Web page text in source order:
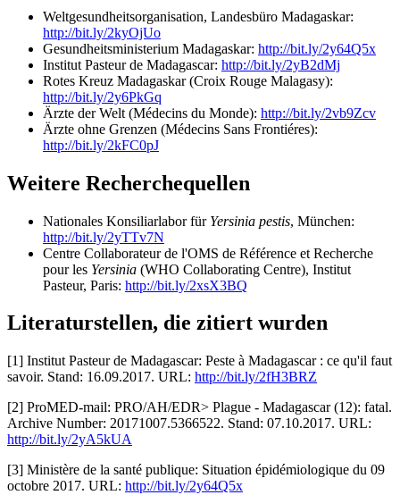
Weltgesundheitsorganisation, Landesbüro Madagaskar:
http://bit.ly/2kyOjUo
Gesundheitsministerium Madagaskar: http://bit.ly/2y64Q5x
Institut Pasteur de Madagascar: http://bit.ly/2yB2dMj
Rotes Kreuz Madagaskar (Croix Rouge Malagasy):
http://bit.ly/2y6PkGq
Ärzte der Welt (Médecins du Monde): http://bit.ly/2vb9Zcv
Ärzte ohne Grenzen (Médecins Sans Frontiéres):
http://bit.ly/2kFC0pJ
Weitere Recherchequellen
Nationales Konsiliarlabor für Yersinia pestis, München:
http://bit.ly/2yTTv7N
Centre Collaborateur de l'OMS de Référence et Recherche
pour les Yersinia (WHO Collaborating Centre), Institut
Pasteur, Paris: http://bit.ly/2xsX3BQ
Literaturstellen, die zitiert wurden
[1] Institut Pasteur de Madagascar: Peste à Madagascar : ce qu'il faut
savoir. Stand: 16.09.2017. URL: http://bit.ly/2fH3BRZ
[2] ProMED-mail: PRO/AH/EDR> Plague - Madagascar (12): fatal.
Archive Number: 20171007.5366522. Stand: 07.10.2017. URL:
http://bit.ly/2yA5kUA
[3] Ministère de la santé publique: Situation épidémiologique du 09
octobre 2017. URL: http://bit.ly/2y64Q5x